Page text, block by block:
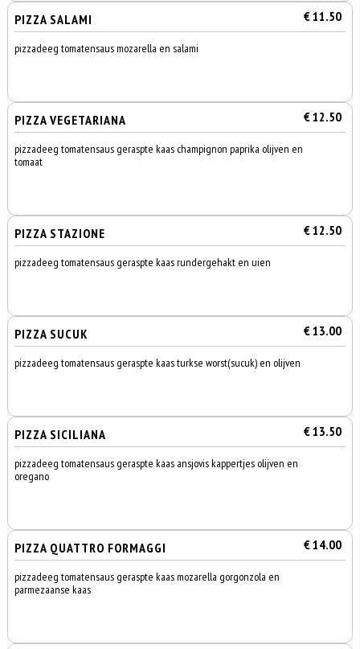
PIZZA SALAMI € 11.50
pizzadeeg tomatensaus mozarella en salami
PIZZA VEGETARIANA € 12.50
pizzadeeg tomatensaus geraspte kaas champignon paprika olijven en
tomaat
PIZZA STAZIONE € 12.50
pizzadeeg tomatensaus geraspte kaas rundergehakt en uien
PIZZA SUCUK € 13.00
pizzadeeg tomatensaus geraspte kaas turkse worst(sucuk) en olijven
PIZZA SICILIANA € 13.50
pizzadeeg tomatensaus geraspte kaas ansjovis kappertjes olijven en
oregano
PIZZA QUATTRO FORMAGGI € 14.00
pizzadeeg tomatensaus geraspte kaas mozarella gorgonzola en
parmezaanse kaas